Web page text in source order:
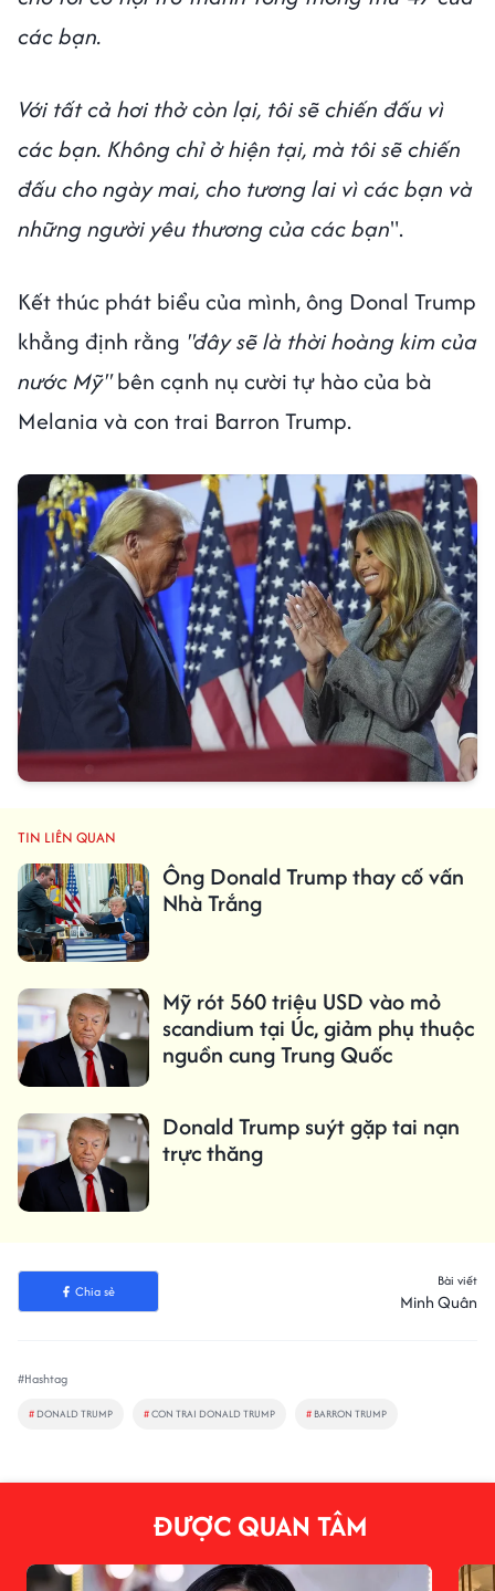
các bạn.
Với tất cả hơi thở còn lại, tôi sẽ chiến đấu vì
các bạn. Không chỉ ở hiện tại, mà tôi sẽ chiến
đấu cho ngày mai, cho tương lai vì các bạn và
những người yêu thương của các bạn".
Kết thúc phát biểu của mình, ông Donal Trump
khẳng định rằng "đây sẽ là thời hoàng kim của
nước Mỹ"bên cạnh nụ cười tự hào của bà
Melania và con trai Barron Trump.
TIN LIÊN QUAN
Ông Donald Trump thay cố vấn
Nhà Trắng
Mỹ rót 560 triệu USD vào mỏ
scandium tại Úc, giảm phụ thuộc
nguồn cung Trung Quốc
Donald Trump suýt gặp tai nạn
trực thăng
Chia sẻ
Bài viết
Minh Quân
#Hashtag
# DONALD TRUMP #CON TRAI DONALD TRUMP # BARRON TRUMP
ĐƯỢC QUAN TÂM